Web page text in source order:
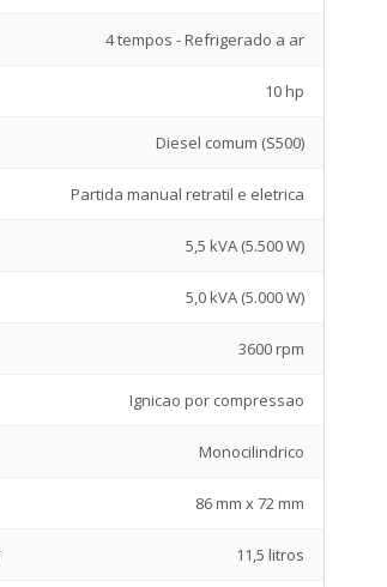
4 tempos - Refrigerado a ar
10 hp
Diesel comum (S500)
Partida manual retratil e eletrica
5,5 kVA (5.500 W)
5,0 kVA (5.000 W)
3600 rpm
Ignicao por compressao
Monocilindrico
86 mm x 72 mm
11,5 litros